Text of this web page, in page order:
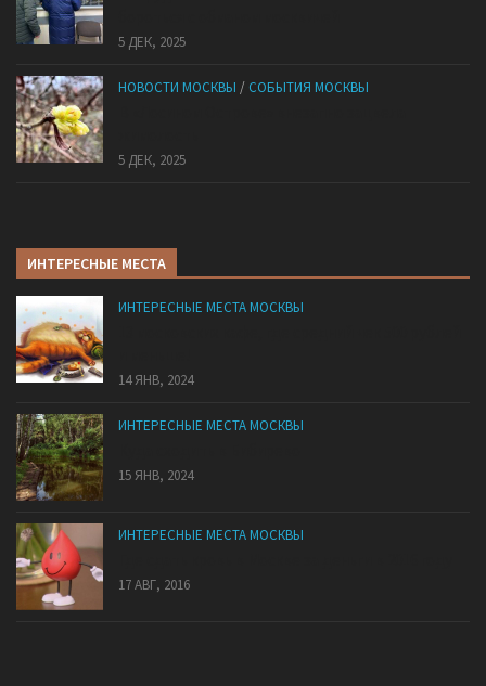
5 ДЕК, 2025
НОВОСТИ МОСКВЫ / СОБЫТИЯ МОСКВЫ
5 ДЕК, 2025
ИНТЕРЕСНЫЕ МЕСТА
ИНТЕРЕСНЫЕ МЕСТА МОСКВЫ
14 ЯНВ, 2024
ИНТЕРЕСНЫЕ МЕСТА МОСКВЫ
15 ЯНВ, 2024
ИНТЕРЕСНЫЕ МЕСТА МОСКВЫ
17 АВГ, 2016